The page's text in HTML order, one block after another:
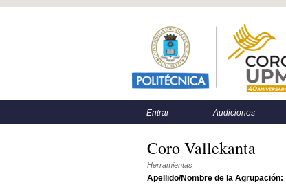
Entrar Audiciones
Coro Vallekanta
Herramientas
Apellido/Nombre de la Agrupación: